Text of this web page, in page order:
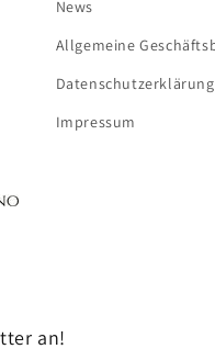
News
Allgemeine
Datenschutzerklärung
Impressum
an!